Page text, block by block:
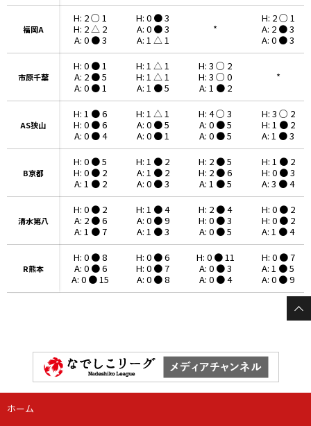
福岡A
H: 2 ○ 1
H: 2 △ 2
A: 0 ● 3
H: 0 ● 3
A: 0 ● 3
A: 1 △ 1
*
H: 2 ○ 1
A: 2 ● 3
A: 0 ● 3
市原千葉
H: 0 ● 1
A: 2 ● 5
A: 0 ● 1
H: 1 △ 1
H: 1 △ 1
A: 1 ● 5
H: 3 ○ 2
H: 3 ○ 0
A: 1 ● 2
*
AS狭山
H: 1 ● 6
H: 0 ● 6
A: 0 ● 4
H: 1 △ 1
A: 0 ● 5
A: 0 ● 1
H: 4 ○ 3
A: 0 ● 5
A: 0 ● 5
H: 3 ○ 2
H: 1 ● 2
A: 1 ● 3
B京都
H: 0 ● 5
H: 0 ● 2
A: 1 ● 2
H: 1 ● 2
A: 1 ● 2
A: 0 ● 3
H: 2 ● 5
H: 2 ● 6
A: 1 ● 5
H: 1 ● 2
H: 0 ● 3
A: 3 ● 4
清水第八
H: 0 ● 2
A: 2 ● 6
A: 1 ● 7
H: 1 ● 4
A: 0 ● 9
A: 1 ● 3
H: 2 ● 4
H: 0 ● 3
A: 0 ● 5
H: 0 ● 2
H: 0 ● 2
A: 1 ● 4
R熊本
H: 0 ● 8
A: 0 ● 6
A: 0 ● 15
H: 0 ● 6
H: 0 ● 7
A: 0 ● 8
H: 0 ● 11
A: 0 ● 3
A: 0 ● 4
H: 0 ● 7
A: 1 ● 5
A: 0 ● 9
福岡A
市原千葉
AS狭山
B京都
清水第八
R熊本
ホーム